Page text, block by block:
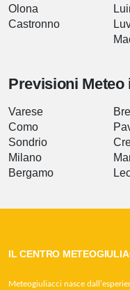
Olona
Castronno
Previsioni Meteo
Varese
Como
Sondrio
Milano
Bergamo
IL CENTRO
Meteogiuliacci nasce